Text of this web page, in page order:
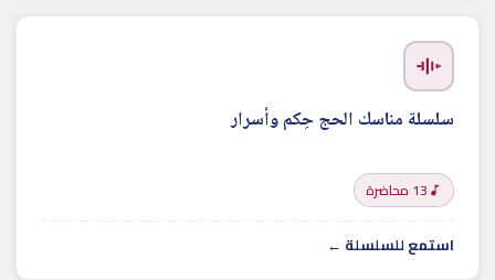
سلسلة مناسك الحج حِكم وأسرار
13 محاضرة
استمع للسلسلة ←